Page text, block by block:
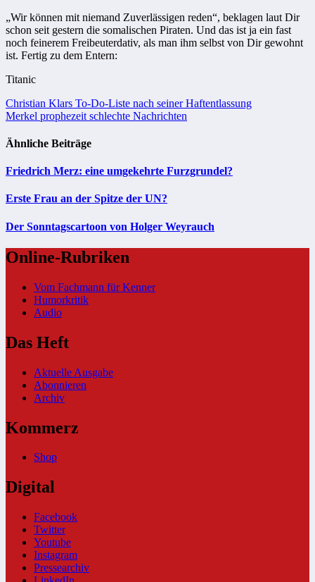
„Wir können mit niemand Zuverlässigen reden“, beklagen laut Dir
schon seit gestern die somalischen Piraten. Und das ist ja ein fast
noch feinerem Freibeuterdativ, als man ihm selbst von Dir gewohnt
ist. Fertig zu dem Entern:
Titanic
Beitragsnavigation
Christian Klars To-Do-Liste nach seiner Haftentlassung
Merkel prophezeit schlechte Nachrichten
Ähnliche Beiträge
Friedrich Merz: eine umgekehrte Furzgrundel?
Erste Frau an der Spitze der UN?
Der Sonntagscartoon von Holger Weyrauch
Online-Rubriken
Vom Fachmann für Kenner
Humorkritik
Audio
Das Heft
Aktuelle Ausgabe
Abonnieren
Archiv
Kommerz
Shop
Digital
Facebook
Twitter
Youtube
Instagram
Pressearchiv